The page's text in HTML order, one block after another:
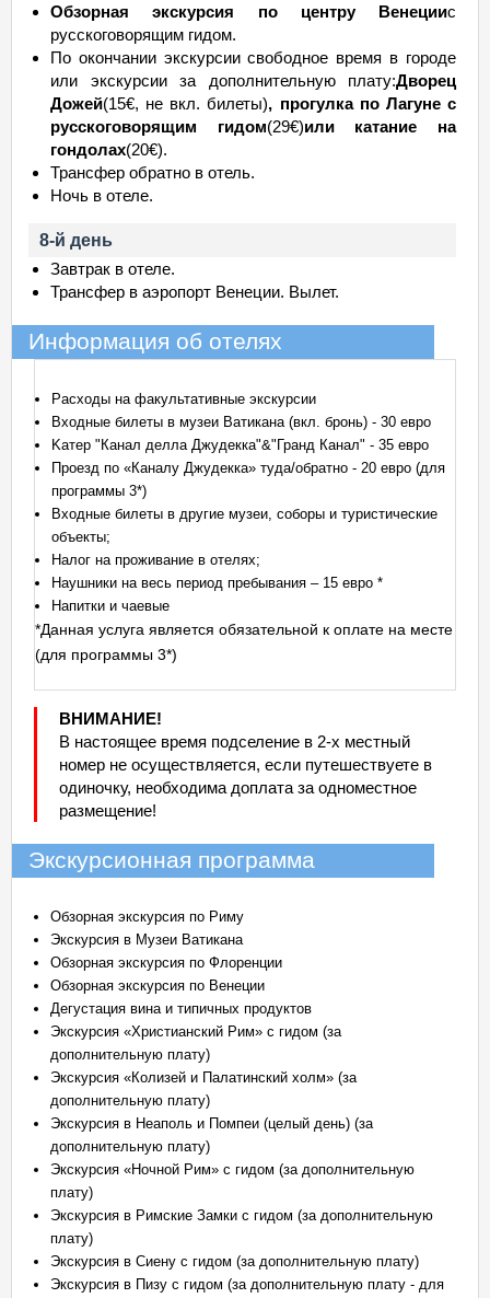
Обзорная экскурсия по центру Венециис
русскоговорящим гидом.
По окончании экскурсии свободное время в городе
или экскурсии за дополнительную плату:Дворец
Дожей(15€, не вкл. билеты), прогулка по Лагуне с
русскоговорящим гидом(29€)или катание на
гондолах(20€).
Трансфер обратно в отель.
Ночь в отеле.
8-й день
Завтрак в отеле.
Трансфер в аэропорт Венеции. Вылет.
Информация об отелях
Расходы на факультативные экскурсии
Входные билеты в музеи Ватикана (вкл. бронь) - 30 евро
Kатер "Канал делла Джудекка"&"Гранд Канал" - 35 евро
Проезд по «Каналу Джудекка» туда/обратно - 20 евро (для
программы 3*)
Входные билеты в другие музеи, соборы и туристические
объекты;
Налог на проживание в отелях;
Наушники на весь период пребывания – 15 евро *
Напитки и чаевые
*Данная услуга является обязательной к оплате на месте
(для программы 3*)
ВНИМАНИЕ!
В настоящее время подселение в 2-х местный
номер не осуществляется, если путешествуете в
одиночку, необходима доплата за одноместное
размещение!
Экскурсионная программа
Обзорная экскурсия по Риму
Экскурсия в Музеи Ватикана
Обзорная экскурсия по Флоренции
Обзорная экскурсия по Венеции
Дегустация вина и типичных продуктов
Экскурсия «Христианский Рим» с гидом (за
дополнительную плату)
Экскурсия «Колизей и Палатинский холм» (за
дополнительную плату)
Экскурсия в Неаполь и Помпеи (целый день) (за
дополнительную плату)
Экскурсия «Ночной Рим» с гидом (за дополнительную
плату)
Экскурсия в Римские Замки с гидом (за дополнительную
плату)
Экскурсия в Сиену с гидом (за дополнительную плату)
Экскурсия в Пизу с гидом (за дополнительную плату - для